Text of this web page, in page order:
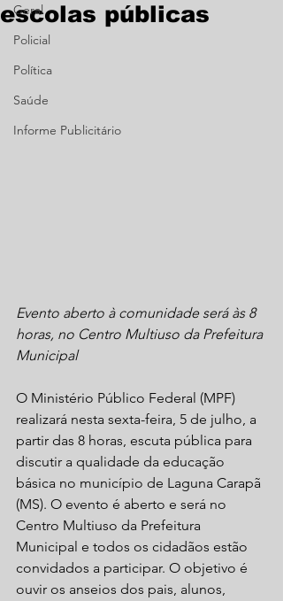
Geral
Policial
Política
Saúde
Informe Publicitário
escolas públicas
Evento aberto à comunidade será às 8
horas, no Centro Multiuso da Prefeitura
Municipal
O Ministério Público Federal (MPF)
realizará nesta sexta-feira, 5 de julho, a
partir das 8 horas, escuta pública para
discutir a qualidade da educação
básica no município de Laguna Carapã
(MS). O evento é aberto e será no
Centro Multiuso da Prefeitura
Municipal e todos os cidadãos estão
convidados a participar. O objetivo é
ouvir os anseios dos pais, alunos,